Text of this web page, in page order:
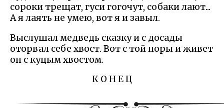
сороки трещат, гуси гогочут, собаки лают...
А я лаять не умею, вот я и завыл.
Выслушал медведь сказку и с досады
оторвал себе хвост. Вот с той поры и живет
он с куцым хвостом.
К О Н Е Ц